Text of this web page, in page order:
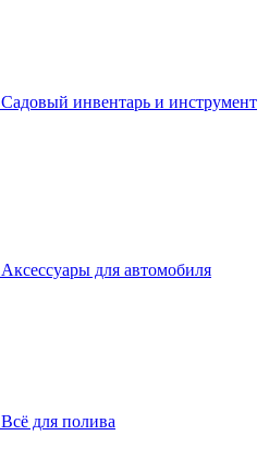
Садовый инвентарь и инструмент
Аксессуары для автомобиля
Всё для полива